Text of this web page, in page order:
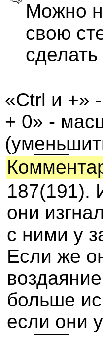
Можно
свою
«Ctrl и +»
+ 0» -
187(191).
они
с ними у
Если же
боль­ше
если они